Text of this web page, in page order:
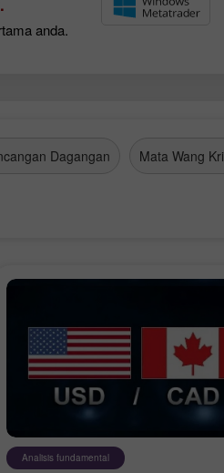
anda.
Dagangan Mata Wang
Analisis fundamental
Buka